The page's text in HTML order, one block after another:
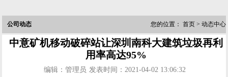
公司动态 您的位置： 首页> 动态中心
中意矿机移动破碎站让深圳南科大建筑垃圾再利
用率高达95%
编辑：管理员 发表时间：2021-04-02 13:06:32